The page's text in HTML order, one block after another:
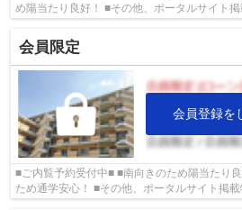
め陽当たり良好！ ■その他、ポータルサイト
会員限定
会員登録を
■ご内覧予約受付中■ ■南向きのため陽当たり
ため通学安心！ ■その他、ポータルサイト掲